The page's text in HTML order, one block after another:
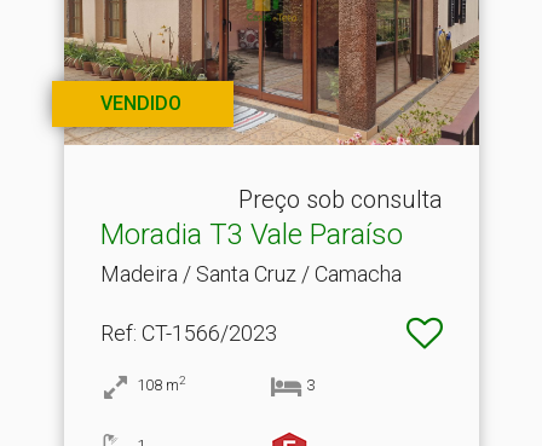
VENDIDO
Preço sob consulta
Moradia T3 Vale Paraíso
Madeira / Santa Cruz / Camacha
Ref: CT-1566/2023
108 m2 3